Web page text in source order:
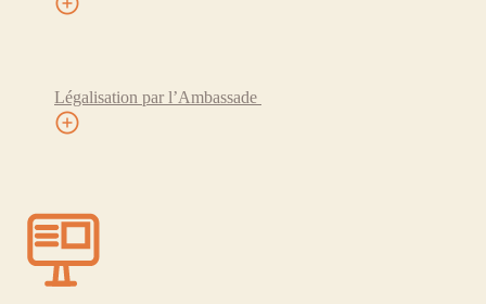
Légalisation par l’Ambassade